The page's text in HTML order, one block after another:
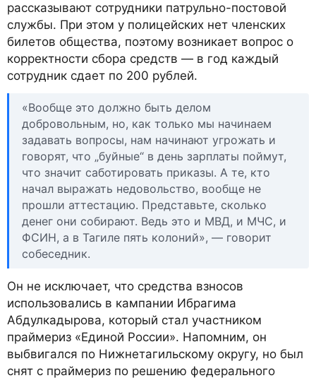
рассказывают сотрудники патрульно-постовой
службы. При этом у полицейских нет членских
билетов общества, поэтому возникает вопрос о
корректности сбора средств — в год каждый
сотрудник сдает по 200 рублей.
«Вообще это должно быть делом
добровольным, но, как только мы начинаем
задавать вопросы, нам начинают угрожать и
говорят, что „буйные“ в день зарплаты поймут,
что значит саботировать приказы. А те, кто
начал выражать недовольство, вообще не
прошли аттестацию. Представьте, сколько
денег они собирают. Ведь это и МВД, и МЧС, и
ФСИН, а в Тагиле пять колоний», — говорит
собеседник.
Он не исключает, что средства взносов
использовались в кампании Ибрагима
Абдулкадырова, который стал участником
праймериз «Единой России». Напомним, он
выбвигался по Нижнетагильскому округу, но был
снят с праймериз по решению федерального